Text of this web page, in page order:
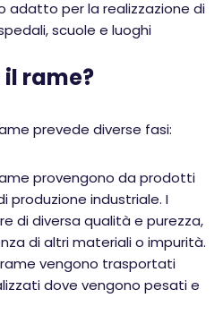
adatto per la realizzazione di
scuole e luoghi
rame?
prevede diverse fasi:
provengono da prodotti
produzione industriale. I
di diversa qualità e purezza,
di altri materiali o impurità.
vengono trasportati
dove vengono pesati e